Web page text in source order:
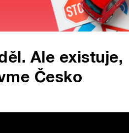
Ale existuje,
Česko